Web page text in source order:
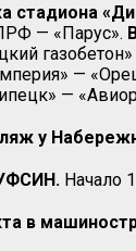
стадиона
— «Парус».
—
—
у
Начало
в